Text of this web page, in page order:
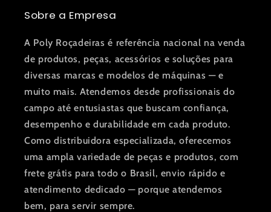
Sobre a Empresa
A Poly Roçadeiras é referência nacional na venda
de produtos, peças, acessórios e soluções para
diversas marcas e modelos de máquinas — e
muito mais. Atendemos desde profissionais do
campo até entusiastas que buscam confiança,
desempenho e durabilidade em cada produto.
Como distribuidora especializada, oferecemos
uma ampla variedade de peças e produtos, com
frete grátis para todo o Brasil, envio rápido e
atendimento dedicado — porque atendemos
bem, para servir sempre.